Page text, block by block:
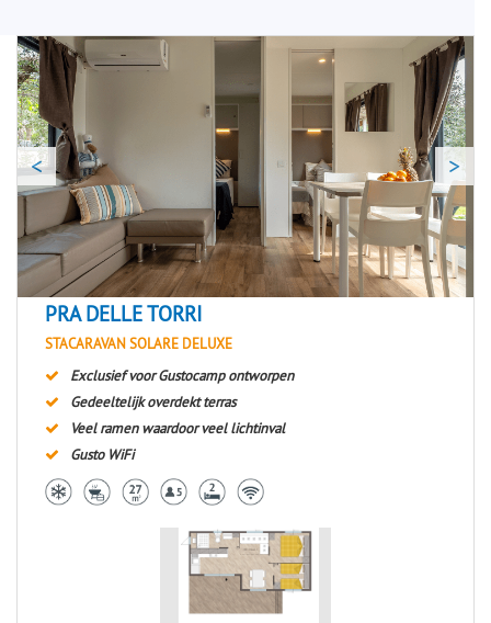
< >
PRA DELLE TORRI
STACARAVAN SOLARE DELUXE
Exclusief voor Gustocamp ontworpen
Gedeeltelijk overdekt terras
Veel ramen waardoor veel lichtinval
Gusto WiFi